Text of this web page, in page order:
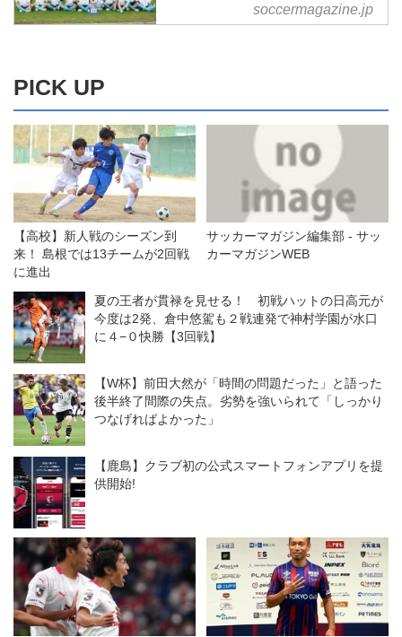
カー選手権大会石川県代表金沢学
soccermagazine.jp
PICK UP
【高校】新人戦のシーズン到
来！ 島根では13チームが2回戦
に進出
サッカーマガジン編集部 - サッ
カーマガジンWEB
夏の王者が貫禄を見せる！ 初戦ハットの日高元が
今度は2発、倉中悠駕も２戦連発で神村学園が水口
に４−０快勝【3回戦】
【W杯】前田大然が「時間の問題だった」と語った
後半終了間際の失点。劣勢を強いられて「しっかり
つなげればよかった」
【鹿島】クラブ初の公式スマートフォンアプリを提
供開始!